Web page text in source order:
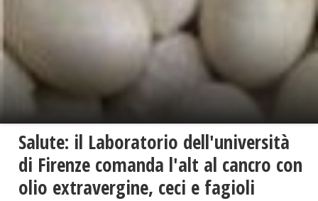
Salute: il Laboratorio dell'università
di Firenze comanda l'alt al cancro con
olio extravergine, ceci e fagioli